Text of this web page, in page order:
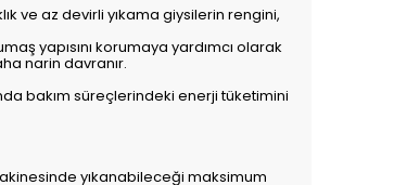
ve az devirli yıkama giysilerin rengini,
yapısını korumaya yardımcı olarak
narin davranır.
bakım süreçlerindeki enerji tüketimini
yıkanabileceği maksimum